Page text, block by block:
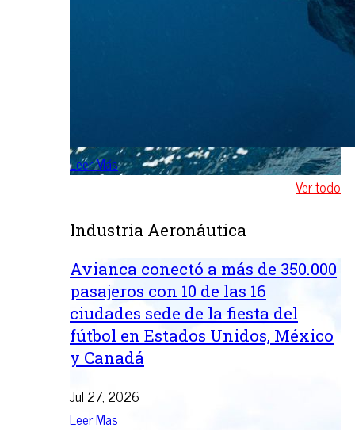
Leer Más
Ver todo
Industria Aeronáutica
Avianca conectó a más de 350.000
pasajeros con 10 de las 16
ciudades sede de la fiesta del
fútbol en Estados Unidos, México
y Canadá
Jul 27, 2026
Leer Mas